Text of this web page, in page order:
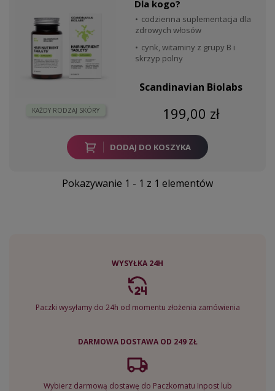
KAŻDY RODZAJ SKÓRY
Dla kogo?
codzienna suplementacja dla
zdrowych włosów
cynk, witaminy z grupy B i
skrzyp polny
Scandinavian Biolabs
199,00 zł
DODAJ DO KOSZYKA
Pokazywanie 1 - 1 z 1 elementów
WYSYŁKA 24H
Paczki wysyłamy do 24h od momentu złożenia zamówienia
DARMOWA DOSTAWA OD 249 ZŁ
Wybierz darmową dostawę do Paczkomatu Inpost lub